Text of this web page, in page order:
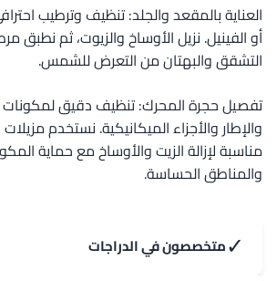
العناية بالمقعد والجلد: تنظيف وترطيب
أو الفينيل. نزيل الأوساخ والزيوت، ثم نطبق
التشقق والبهتان من التعرض للشمس.
تفصيل حجرة المحرك: تنظيف دقيق لمكونات
والإطار والأجزاء الميكانيكية. نستخدم
مناسبة لإزالة الزيت والأوساخ مع حماية
والمناطق الحساسة.
✓متخصصون في الدراجات